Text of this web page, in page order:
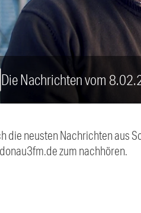
Die Nachrichten vom
die neusten Nachrichten aus
zum nachhören.